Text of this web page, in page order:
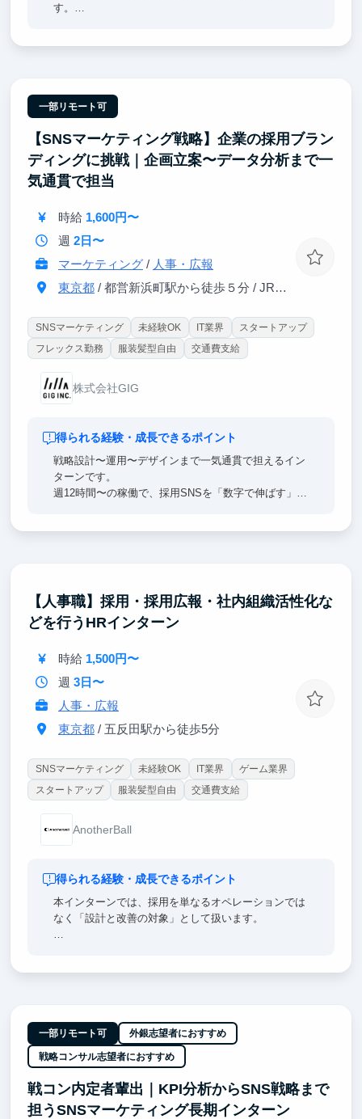
す。
ーケティング力を同時に習得可能です。
0→1の事業構築やKPI管理に携わることで、経営視点
を備えた即戦力人材への圧倒的成長を期待していま
す。優秀な社員と共に、事業を大きくするプロセスを
最前線で体感できる、またとない機会です。
一部リモート可
【SNSマーケティング戦略】企業の採用ブラン
ディングに挑戦｜企画立案〜データ分析まで一
気通貫で担当
時給 1,600円〜
週 2日〜
マーケティング/ 人事・広報
東京都/ 都営新浜町駅から徒歩５分 / JR馬喰町駅から徒歩７分
SNSマーケティング 未経験OK IT業界
スタートアップ
フレックス勤務
服装髪型自由 交通費支給
株式会社GIG
得られる経験・成長できるポイント
戦略設計〜運用〜デザインまで一気通貫で担えるイン
ターンです。
週12時間〜の稼働で、採用SNSを「数字で伸ばす」実
す。
【人事職】採用・採用広報・社内組織活性化な
どを行うHRインターン
時給 1,500円〜
週 3日〜
人事・広報
東京都/ 五反田駅から徒歩5分
SNSマーケティング 未経験OK IT業界
ゲーム業界
スタートアップ
服装髪型自由 交通費支給
AnotherBall
得られる経験・成長できるポイント
本インターンでは、採用を単なるオペレーションでは
なく「設計と改善の対象」として扱います。
これらは人事領域に限らず、事業開発やコンサルティ
ングなど幅広いキャリアで再現性の高い力です。採用
成果や改善プロセスを具体的なエピソードとして語れ
るため、就職活動においても有益な経験になります。
一部リモート可 外銀志望者におすすめ
戦略コンサル志望者におすすめ
戦コン内定者輩出｜KPI分析からSNS戦略まで
担うSNSマーケティング長期インターン